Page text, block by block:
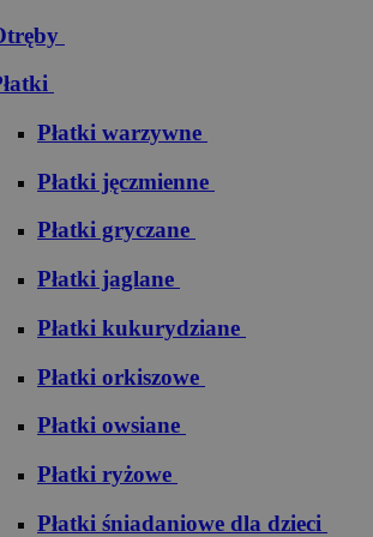
Płatki warzywne
Płatki jęczmienne
Płatki gryczane
Płatki jaglane
Płatki kukurydziane
Płatki orkiszowe
Płatki owsiane
Płatki ryżowe
Płatki śniadaniowe dla dzieci